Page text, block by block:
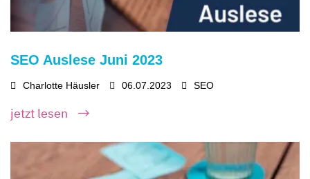
SEO Auslese Juni 2023
Charlotte Häusler 06.07.2023 SEO
jetzt lesen